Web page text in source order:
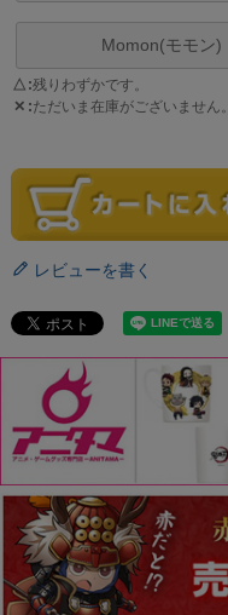
Momon(モモン)
△ 残りわずかです。
✕ ただいま在庫がございません。
レビューを書く